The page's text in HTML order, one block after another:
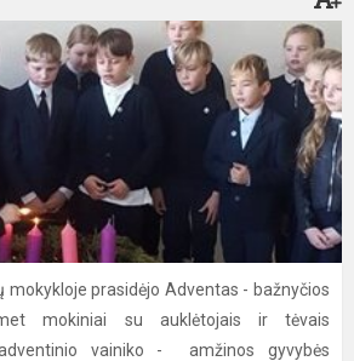
mokykloje prasidėjo Adventas - bažnyčios
mokiniai su auklėtojais ir tėvais
vainiko - amžinos gyvybės